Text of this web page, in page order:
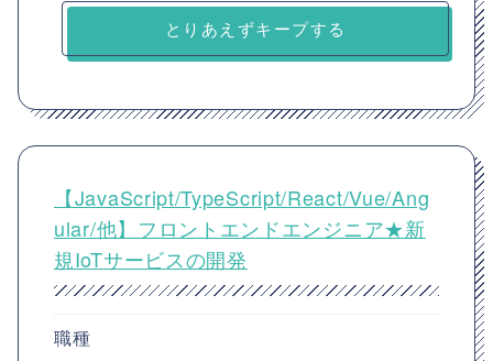
とりあえずキープする
【JavaScript/TypeScript/React/Vue/Ang
ular/他】フロントエンドエンジニア★新
規IoTサービスの開発
職種